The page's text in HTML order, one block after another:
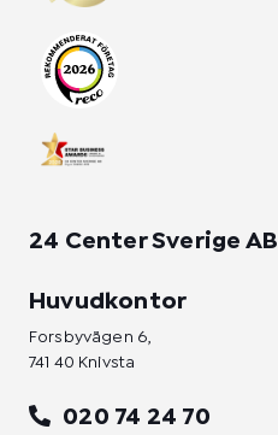
24 Center Sverige AB
Huvudkontor
Forsbyvägen 6,
741 40 Knivsta
020 74 24 70